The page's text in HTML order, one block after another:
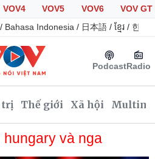
VOV4 VOV5 VOV6
VOV GT
/ Bahasa Indonesia / 日本語 / ខ្មែរ / 한국
PodcastRadio
trị Thế giới Xã hội
hungary và nga